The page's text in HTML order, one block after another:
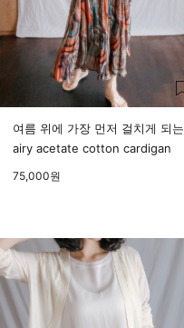
여름 위에 가장 먼저 걸치게 되는
airy acetate cotton cardigan
75,000원